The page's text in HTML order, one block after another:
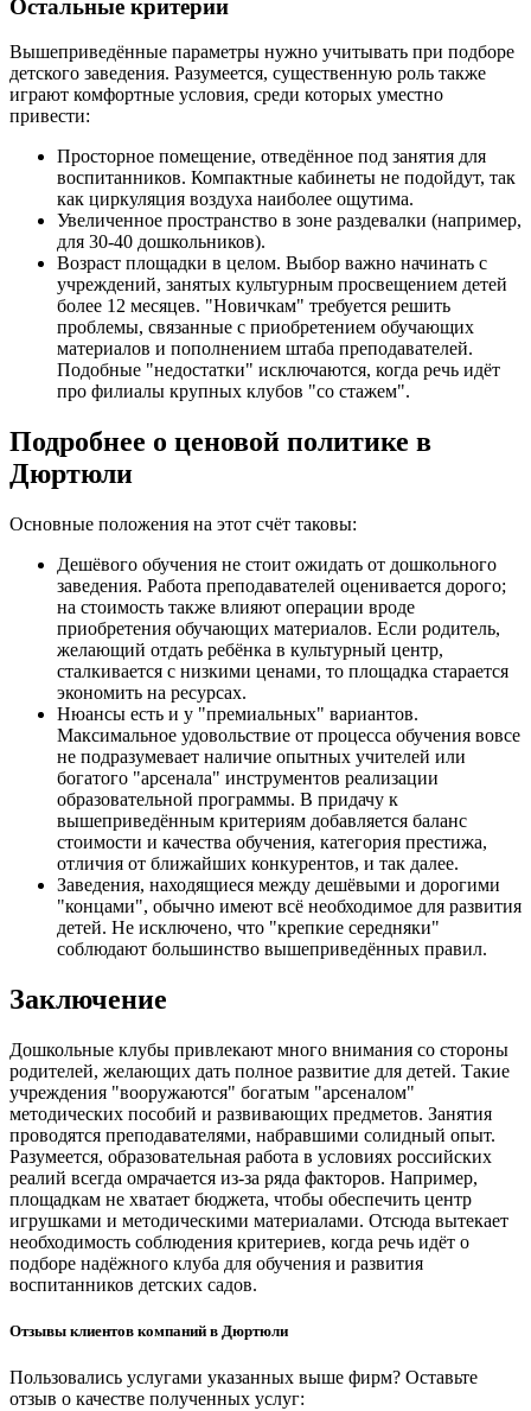
Остальные критерии
Вышеприведённые параметры нужно учитывать при подборе
детского заведения. Разумеется, существенную роль также
играют комфортные условия, среди которых уместно
привести:
Просторное помещение, отведённое под занятия для
воспитанников. Компактные кабинеты не подойдут, так
как циркуляция воздуха наиболее ощутима.
Увеличенное пространство в зоне раздевалки (например,
для 30-40 дошкольников).
Возраст площадки в целом. Выбор важно начинать с
учреждений, занятых культурным просвещением детей
более 12 месяцев. "Новичкам" требуется решить
проблемы, связанные с приобретением обучающих
материалов и пополнением штаба преподавателей.
Подобные "недостатки" исключаются, когда речь идёт
про филиалы крупных клубов "со стажем".
Подробнее о ценовой политике в
Дюртюли
Основные положения на этот счёт таковы:
Дешёвого обучения не стоит ожидать от дошкольного
заведения. Работа преподавателей оценивается дорого;
на стоимость также влияют операции вроде
приобретения обучающих материалов. Если родитель,
желающий отдать ребёнка в культурный центр,
сталкивается с низкими ценами, то площадка старается
экономить на ресурсах.
Нюансы есть и у "премиальных" вариантов.
Максимальное удовольствие от процесса обучения вовсе
не подразумевает наличие опытных учителей или
богатого "арсенала" инструментов реализации
образовательной программы. В придачу к
вышеприведённым критериям добавляется баланс
стоимости и качества обучения, категория престижа,
отличия от ближайших конкурентов, и так далее.
Заведения, находящиеся между дешёвыми и дорогими
"концами", обычно имеют всё необходимое для развития
детей. Не исключено, что "крепкие середняки"
соблюдают большинство вышеприведённых правил.
Заключение
Дошкольные клубы привлекают много внимания со стороны
родителей, желающих дать полное развитие для детей. Такие
учреждения "вооружаются" богатым "арсеналом"
методических пособий и развивающих предметов. Занятия
проводятся преподавателями, набравшими солидный опыт.
Разумеется, образовательная работа в условиях российских
реалий всегда омрачается из-за ряда факторов. Например,
площадкам не хватает бюджета, чтобы обеспечить центр
игрушками и методическими материалами. Отсюда вытекает
необходимость соблюдения критериев, когда речь идёт о
подборе надёжного клуба для обучения и развития
воспитанников детских садов.
Отзывы клиентов компаний в Дюртюли
Пользовались услугами указанных выше фирм? Оставьте
отзыв о качестве полученных услуг: